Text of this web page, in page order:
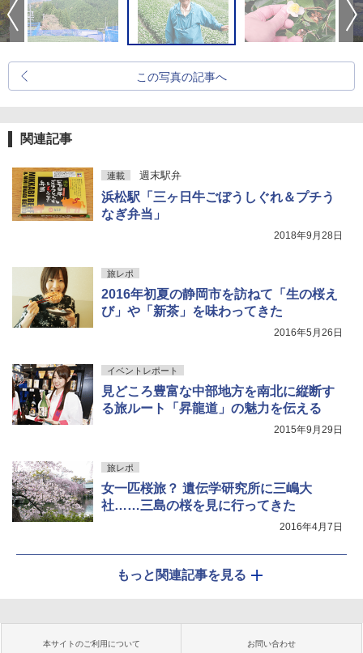
この写真の記事へ
関連記事
連載 週末駅弁
浜松駅「三ヶ日牛ごぼうしぐれ＆プチう
なぎ弁当」
2018年9月28日
旅レポ
2016年初夏の静岡市を訪ねて「生の桜え
び」や「新茶」を味わってきた
2016年5月26日
イベントレポート
見どころ豊富な中部地方を南北に縦断す
る旅ルート「昇龍道」の魅力を伝える
2015年9月29日
旅レポ
女一匹桜旅？ 遺伝学研究所に三嶋大
社……三島の桜を見に行ってきた
2016年4月7日
もっと関連記事を見る
本サイトのご利用について お問い合わせ